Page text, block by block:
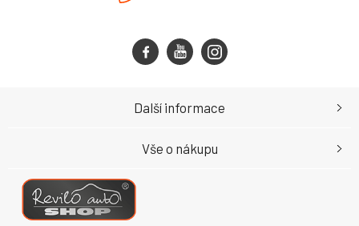
Další informace
Vše o nákupu